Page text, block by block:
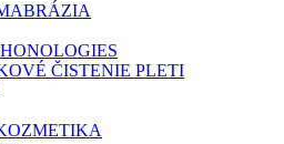
ČISTENIE PLETI